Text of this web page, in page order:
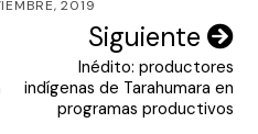
2019
Siguiente
Inédito: productores
indígenas de Tarahumara en
programas productivos